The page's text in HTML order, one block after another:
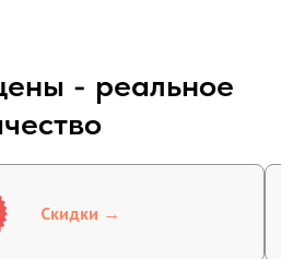
- реальное
Скидки →